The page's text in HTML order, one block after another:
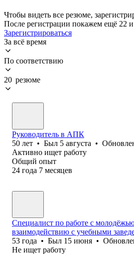
Чтобы видеть все резюме,
После регистрации покажем ещё 22
Зарегистрироваться
За всё время
По соответствию
20 резюме
Руководитель в АПК
50 лет • Был 5 августа •
Активно ищет работу
Общий опыт
24 года 7 месяцев
Специалист по работе с
взаимодействию с учебными
53 года • Был 15 июня •
Не ищет работу